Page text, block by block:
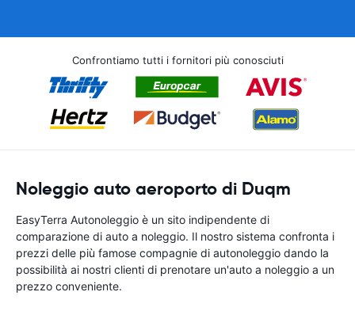
Confrontiamo tutti i fornitori più conosciuti
Noleggio auto aeroporto di Duqm
EasyTerra Autonoleggio è un sito indipendente di
comparazione di auto a noleggio. Il nostro sistema confronta i
prezzi delle più famose compagnie di autonoleggio dando la
possibilità ai nostri clienti di prenotare un'auto a noleggio a un
prezzo conveniente.